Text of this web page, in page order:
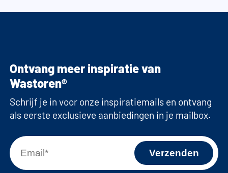
Ontvang meer inspiratie van
Wastoren®
Schrijf je in voor onze inspiratiemails en ontvang
als eerste exclusieve aanbiedingen in je mailbox.